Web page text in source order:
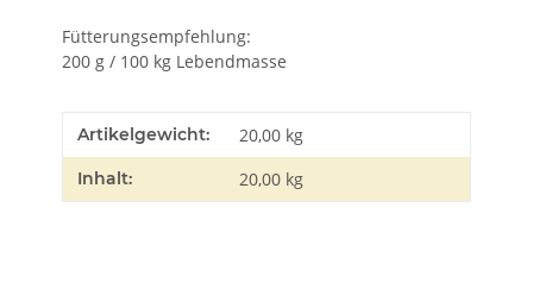
Fütterungsempfehlung:
200 g / 100 kg Lebendmasse
Artikelgewicht: 20,00 kg
Inhalt: 20,00 kg